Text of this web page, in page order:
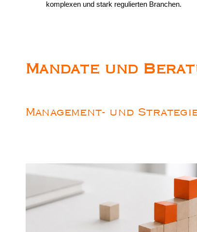
komplexen und stark regulierten Branchen.
Mandate und
Management- und